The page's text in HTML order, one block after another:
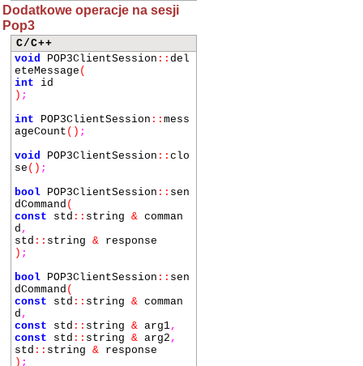
Dodatkowe operacje na sesji
Pop3
C/C++
void POP3ClientSession :: del
eteMessage (
int id
) ;
int POP3ClientSession :: mess
ageCount () ;
void POP3ClientSession :: clo
se () ;
bool POP3ClientSession :: sen
dCommand (
const std :: string & comman
d ,
std :: string & response
) ;
bool POP3ClientSession :: sen
dCommand (
const std :: string & comman
d ,
const std :: string & arg1,
const std :: string & arg2 ,
std :: string & response
) ;